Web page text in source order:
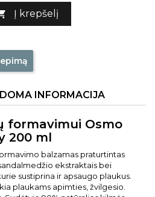
Į krepšelį
INFORMACIJA
formavimui Osmo
200 ml
balzamas praturtintas
ekstraktais bei
sustiprina ir apsaugo plaukus.
plaukams apimties, žvilgesio.